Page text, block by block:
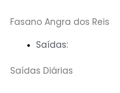
Fasano Angra dos Reis
Saídas:
Saídas Diárias